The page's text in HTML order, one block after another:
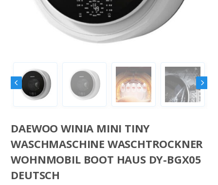
DAEWOO WINIA MINI TINY
WASCHMASCHINE WASCHTROCKNER
WOHNMOBIL BOOT HAUS DY-BGX05
DEUTSCH